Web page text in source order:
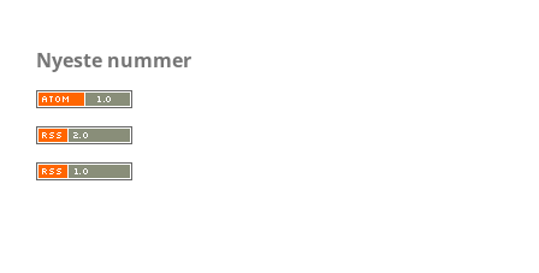
Nyeste nummer